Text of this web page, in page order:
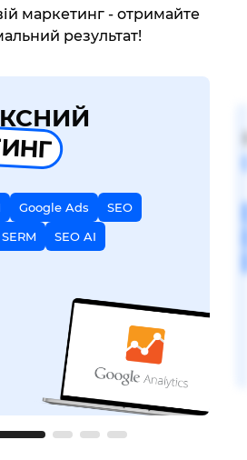
маркетинг - отримайте
результат!
Google Ads
SEO
SERM SEO AI